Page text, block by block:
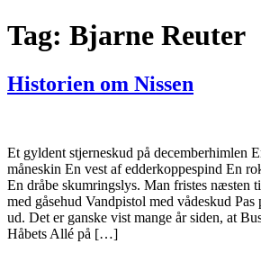
Tag: Bjarne Reuter
Historien om Nissen
Et gyldent stjerneskud på decemberhimlen
måneskin En vest af edderkoppespind En
En dråbe skumringslys. Man fristes næsten
med gåsehud Vandpistol med vådeskud
ud. Det er ganske vist mange år siden, at
Håbets Allé på […]